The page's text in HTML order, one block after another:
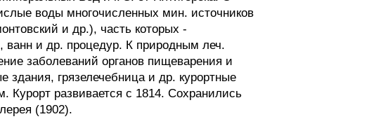
воды многочисленных мин. источников
и др.), часть которых -
ванн и др. процедур. К природным леч.
заболеваний органов пищеварения и
здания, грязелечебница и др. курортные
развивается с 1814. Сохранились
(1902).